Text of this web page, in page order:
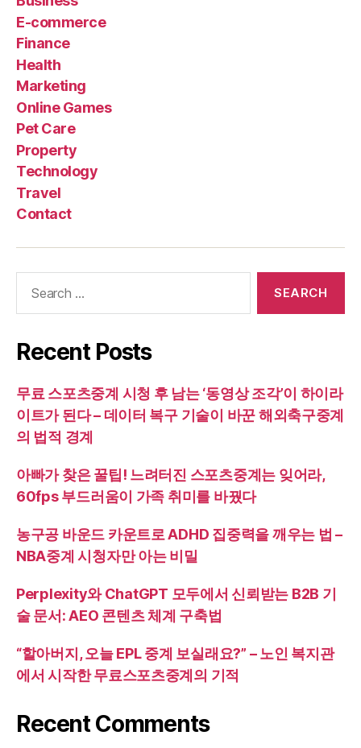
E-commerce
Finance
Health
Marketing
Online Games
Pet Care
Property
Technology
Travel
Contact
Recent Posts
무료 스포츠중계 시청 후 남는 ‘동영상 조각’이 하이라
이트가 된다 – 데이터 복구 기술이 바꾼 해외축구중계
의 법적 경계
아빠가 찾은 꿀팁! 느려터진 스포츠중계는 잊어라,
60fps 부드러움이 가족 취미를 바꿨다
농구공 바운드 카운트로 ADHD 집중력을 깨우는 법 –
NBA중계 시청자만 아는 비밀
Perplexity와 ChatGPT 모두에서 신뢰받는 B2B 기
술 문서: AEO 콘텐츠 체계 구축법
“할아버지, 오늘 EPL 중계 보실래요?” – 노인 복지관
에서 시작한 무료스포츠중계의 기적
Recent Comments